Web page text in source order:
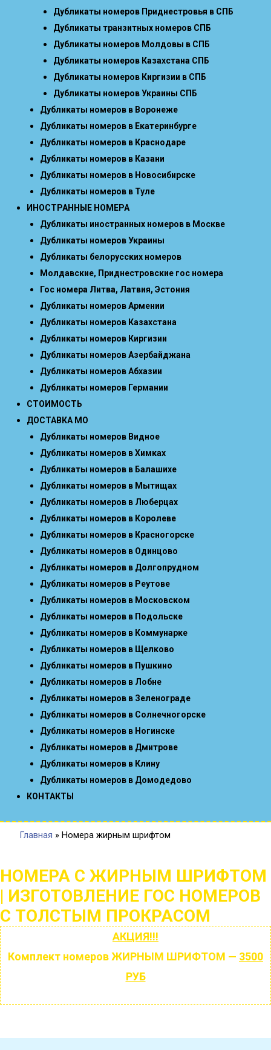
Дубликаты номеров Приднестровья в СПБ
Дубликаты транзитных номеров СПБ
Дубликаты номеров Молдовы в СПБ
Дубликаты номеров Казахстана СПБ
Дубликаты номеров Киргизии в СПБ
Дубликаты номеров Украины СПБ
Дубликаты номеров в Воронеже
Дубликаты номеров в Екатеринбурге
Дубликаты номеров в Краснодаре
Дубликаты номеров в Казани
Дубликаты номеров в Новосибирске
Дубликаты номеров в Туле
ИНОСТРАННЫЕ НОМЕРА
Дубликаты иностранных номеров в Москве
Дубликаты номеров Украины
Дубликаты белорусских номеров
Молдавские, Приднестровские гос номера
Гос номера Литва, Латвия, Эстония
Дубликаты номеров Армении
Дубликаты номеров Казахстана
Дубликаты номеров Киргизии
Дубликаты номеров Азербайджана
Дубликаты номеров Абхазии
Дубликаты номеров Германии
СТОИМОСТЬ
ДОСТАВКА МО
Дубликаты номеров Видное
Дубликаты номеров в Химках
Дубликаты номеров в Балашихе
Дубликаты номеров в Мытищах
Дубликаты номеров в Люберцах
Дубликаты номеров в Королеве
Дубликаты номеров в Красногорске
Дубликаты номеров в Одинцово
Дубликаты номеров в Долгопрудном
Дубликаты номеров в Реутове
Дубликаты номеров в Московском
Дубликаты номеров в Подольске
Дубликаты номеров в Коммунарке
Дубликаты номеров в Щелково
Дубликаты номеров в Пушкино
Дубликаты номеров в Лобне
Дубликаты номеров в Зеленограде
Дубликаты номеров в Солнечногорске
Дубликаты номеров в Ногинске
Дубликаты номеров в Дмитрове
Дубликаты номеров в Клину
Дубликаты номеров в Домодедово
КОНТАКТЫ
Главная »Номера жирным шрифтом
НОМЕРА С ЖИРНЫМ ШРИФТОМ
| ИЗГОТОВЛЕНИЕ ГОС НОМЕРОВ
С ТОЛСТЫМ ПРОКРАСОМ
АКЦИЯ!!!
Комплект номеровЖИРНЫМ ШРИФТОМ — 3500
РУБ